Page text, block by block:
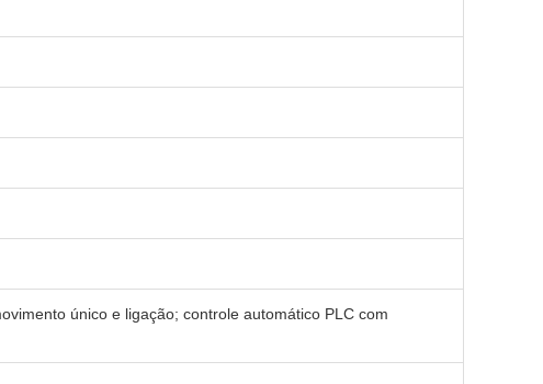
único e ligação; controle automático PLC com